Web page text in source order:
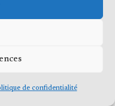
de confidentialité